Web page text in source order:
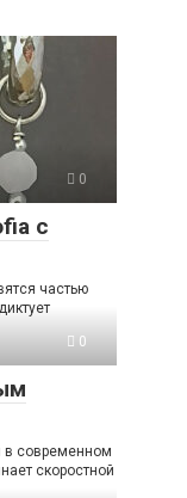
0
с
частью
0
в современном
скоростной